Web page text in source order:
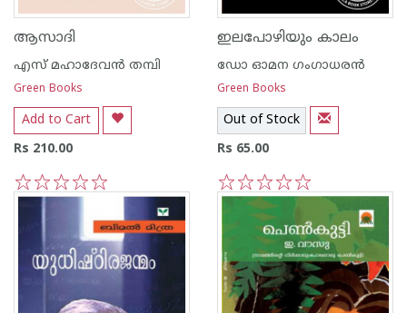
ആസാദി
എസ് മഹാദേവന്‍ തമ്പി
Green Books
Add to Cart
Rs 210.00
4
3
2
1
ഇലപോഴിയും കാലം
ഡോ ഓമന ഗംഗാധരന്‍
Green Books
Out of Stock
Rs 65.00
5
4
3
2
1